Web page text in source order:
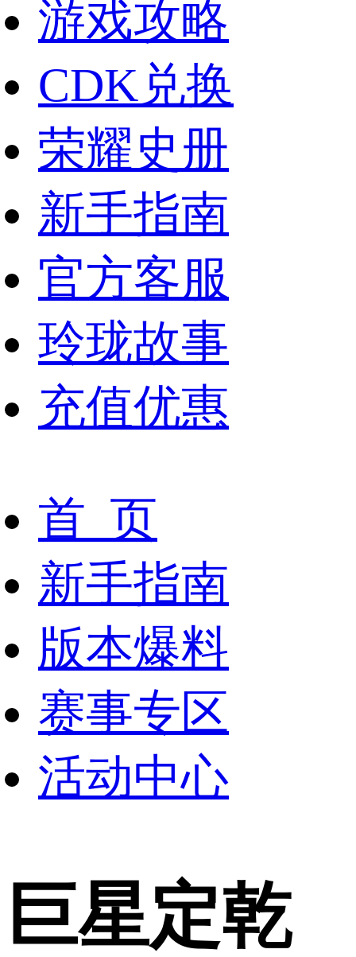
游戏攻略
CDK兑换
荣耀史册
新手指南
官方客服
玲珑故事
充值优惠
首 页
新手指南
版本爆料
赛事专区
活动中心
巨星定乾